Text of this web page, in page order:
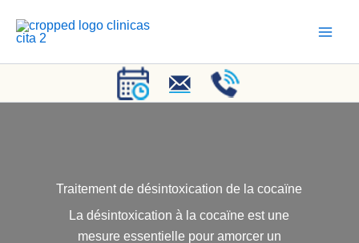
Traitement de désintoxication de la cocaïne
La désintoxication à la cocaïne est une
mesure essentielle pour amorcer un